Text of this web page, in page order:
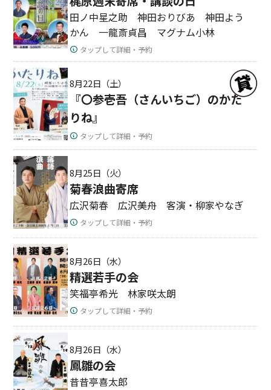
田ノ中星之助 神田おりびあ 神田よう
かん 一龍斎貞昌 マグナム小林
タップして詳細・予約
8月22日（土）
『〇参壱吾（さんいちご）のかた
りね』
タップして詳細・予約
8月25日（火）
菊春浪曲寄席
広沢菊春 広沢美舟 客演・柳家やなぎ
タップして詳細・予約
8月26日（水）
精選若手の会
笑福亭希光 林家咲太朗
タップして詳細・予約
8月26日（水）
鳳雛の会
昔昔亭喜太郎